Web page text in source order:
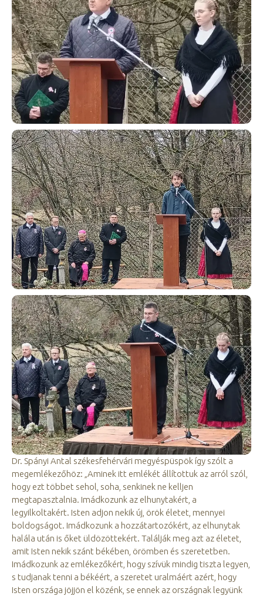
Dr. Spányi Antal székesfehérvári megyéspüspök így szólt a
megemlékezőhöz: „Aminek itt emlékét állítottuk az arról szól,
hogy ezt többet sehol, soha, senkinek ne kelljen
megtapasztalnia. Imádkozunk az elhunytakért, a
legyilkoltakért. Isten adjon nekik új, örök életet, mennyei
boldogságot. Imádkozunk a hozzátartozókért, az elhunytak
halála után is őket üldözöttekért. Találják meg azt az életet,
amit Isten nekik szánt békében, örömben és szeretetben.
Imádkozunk az emlékezőkért, hogy szívük mindig tiszta legyen,
s tudjanak tenni a békéért, a szeretet uralmáért azért, hogy
Isten országa jöjjön el közénk, se ennek az országnak legyünk